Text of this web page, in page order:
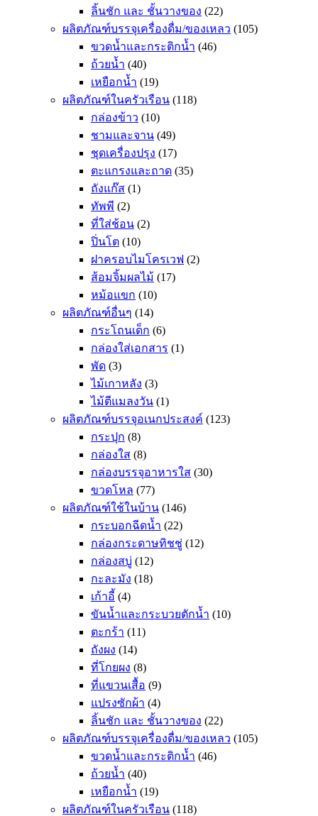
ลิ้นชัก และ ชั้นวางของ (22)
ผลิตภัณฑ์บรรจุเครื่องดื่ม/ของเหลว (105)
ขวดน้ำและกระติกน้ำ (46)
ถ้วยน้ำ (40)
เหยือกน้ำ (19)
ผลิตภัณฑ์ในครัวเรือน (118)
กล่องข้าว (10)
ชามและจาน (49)
ชุดเครื่องปรุง (17)
ตะแกรงและถาด (35)
ถังแก๊ส (1)
ทัพพี (2)
ที่ใส่ช้อน (2)
ปิ่นโต (10)
ฝาครอบไมโครเวฟ (2)
ส้อมจิ้มผลไม้ (17)
หม้อแขก (10)
ผลิตภัณฑ์อื่นๆ (14)
กระโถนเด็ก (6)
กล่องใส่เอกสาร (1)
พัด (3)
ไม้เกาหลัง (3)
ไม้ตีแมลงวัน (1)
ผลิตภัณฑ์บรรจุอเนกประสงค์ (123)
กระปุก (8)
กล่องใส (8)
กล่องบรรจุอาหารใส (30)
ขวดโหล (77)
ผลิตภัณฑ์ใช้ในบ้าน (146)
กระบอกฉีดน้ำ (22)
กล่องกระดาษทิชชู่ (12)
กล่องสบู่ (12)
กะละมัง (18)
เก้าอี้ (4)
ขันน้ำและกระบวยตักน้ำ (10)
ตะกร้า (11)
ถังผง (14)
ที่โกยผง (8)
ที่แขวนเสื้อ (9)
แปรงซักผ้า (4)
ลิ้นชัก และ ชั้นวางของ (22)
ผลิตภัณฑ์บรรจุเครื่องดื่ม/ของเหลว (105)
ขวดน้ำและกระติกน้ำ (46)
ถ้วยน้ำ (40)
เหยือกน้ำ (19)
ผลิตภัณฑ์ในครัวเรือน (118)